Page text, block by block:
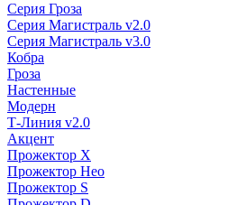
Серия Гроза
Серия Магистраль v2.0
Серия Магистраль v3.0
Кобра
Гроза
Настенные
Модерн
Т-Линия v2.0
Акцент
Прожектор X
Прожектор Нео
Прожектор S